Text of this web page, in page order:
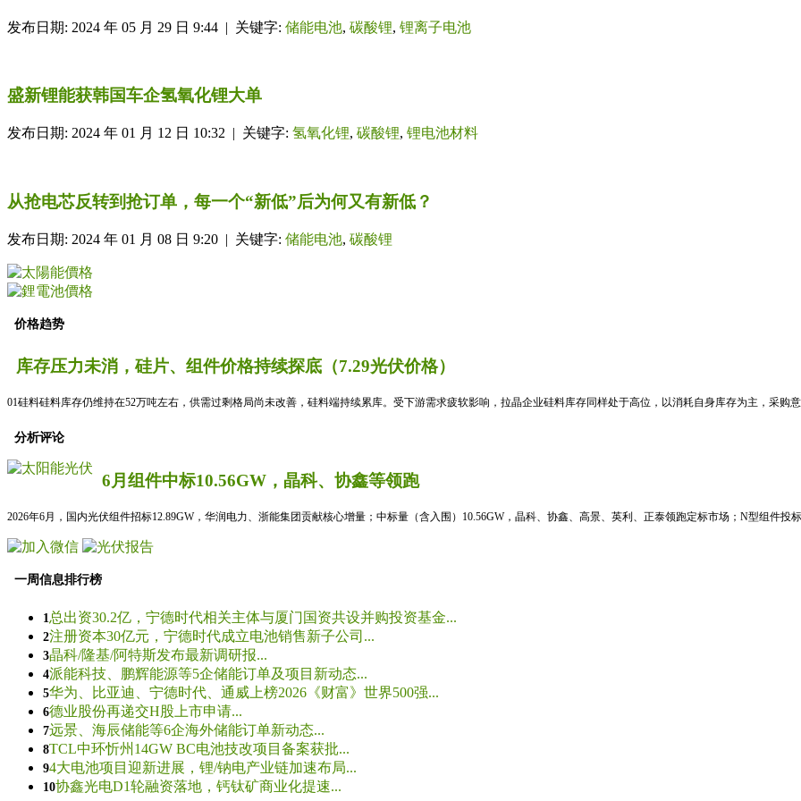
发布日期: 2024 年 05 月 29 日 9:44 | 关键字: 储能电池, 碳酸锂, 锂离子电池
盛新锂能获韩国车企氢氧化锂大单
发布日期: 2024 年 01 月 12 日 10:32 | 关键字: 氢氧化锂, 碳酸锂, 锂电池材料
从抢电芯反转到抢订单，每一个“新低”后为何又有新低？
发布日期: 2024 年 01 月 08 日 9:20 | 关键字: 储能电池, 碳酸锂
价格趋势
库存压力未消，硅片、组件价格持续探底（7.29光伏价格）
01硅料硅料库存仍维持在52万吨左右，供需过剩格局尚未改善，硅料端持续累库。受下游需求疲软影响，拉晶企业硅料库存同样处于高位，以消耗自身库存为主，采购
分析评论
6月组件中标10.56GW，晶科、协鑫等领跑
2026年6月，国内光伏组件招标12.89GW，华润电力、浙能集团贡献核心增量；中标量（含入围）10.56GW，晶科、协鑫、高景、英利、正泰领跑定标市场；N型组件投
一周信息排行榜
1 总出资30.2亿，宁德时代相关主体与厦门国资共设并购投资基金...
2注册资本30亿元，宁德时代成立电池销售新子公司...
3晶科/隆基/阿特斯发布最新调研报...
4派能科技、鹏辉能源等5企储能订单及项目新动态...
5华为、比亚迪、宁德时代、通威上榜2026《财富》世界500强...
6德业股份再递交H股上市申请...
7远景、海辰储能等6企海外储能订单新动态...
8TCL中环忻州14GW BC电池技改项目备案获批...
94大电池项目迎新进展，锂/钠电产业链加速布局...
10协鑫光电D1轮融资落地，钙钛矿商业化提速...